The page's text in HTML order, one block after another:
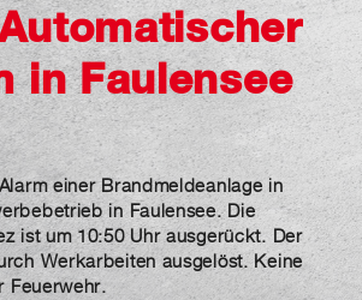
in Faulensee
einer Brandmeldeanlage in
in Faulensee. Die
ist um 10:50 Uhr ausgerückt. Der
Werkarbeiten ausgelöst. Keine
Feuerwehr.